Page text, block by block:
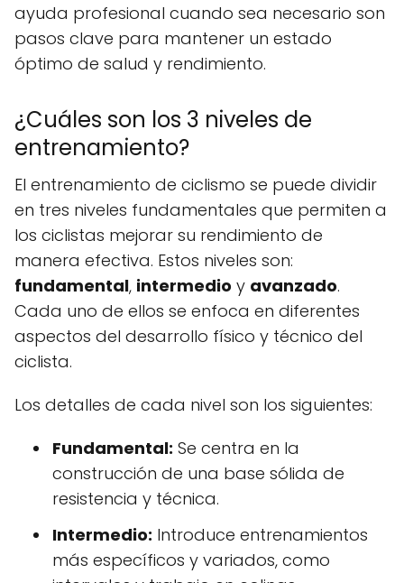
ayuda profesional cuando sea necesario son
pasos clave para mantener un estado
óptimo de salud y rendimiento.
¿Cuáles son los 3 niveles de
entrenamiento?
El entrenamiento de ciclismo se puede dividir
en tres niveles fundamentales que permiten a
los ciclistas mejorar su rendimiento de
manera efectiva. Estos niveles son:
fundamental, intermedio y avanzado.
Cada uno de ellos se enfoca en diferentes
aspectos del desarrollo físico y técnico del
ciclista.
Los detalles de cada nivel son los siguientes:
Fundamental: Se centra en la
construcción de una base sólida de
resistencia y técnica.
Intermedio: Introduce entrenamientos
más específicos y variados, como